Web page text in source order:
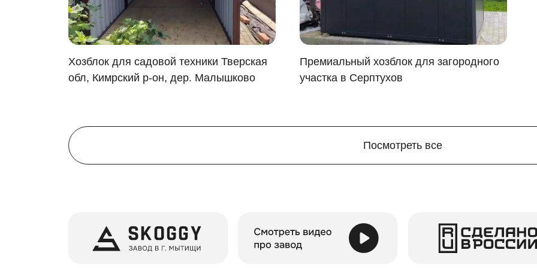
Цветовое оформление хозблока полностью определяется пожеланиями заказчика. Мы предлагаем
Возможно нанесение графического изображения, логотипа или даже стильного граффити. Также вы
Хозблок для садовой техники Тверская
обл, Кимрский р-он, дер. Малышково
Премиальный хозблок для загородного
участка в Серптухов
Посмотреть все